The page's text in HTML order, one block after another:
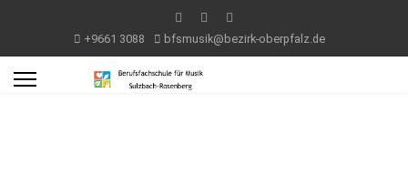
+9661 3088 bfsmusik@bezirk-oberpfalz.de